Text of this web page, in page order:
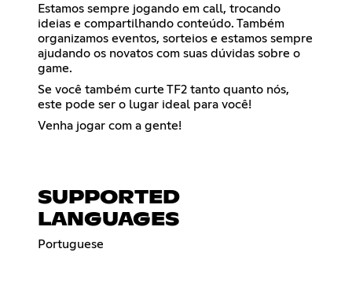
Estamos sempre jogando em call, trocando
ideias e compartilhando conteúdo. Também
organizamos eventos, sorteios e estamos sempre
ajudando os novatos com suas dúvidas sobre o
game.
Se você também curte TF2 tanto quanto nós,
este pode ser o lugar ideal para você!
Venha jogar com a gente!
SUPPORTED
LANGUAGES
Portuguese